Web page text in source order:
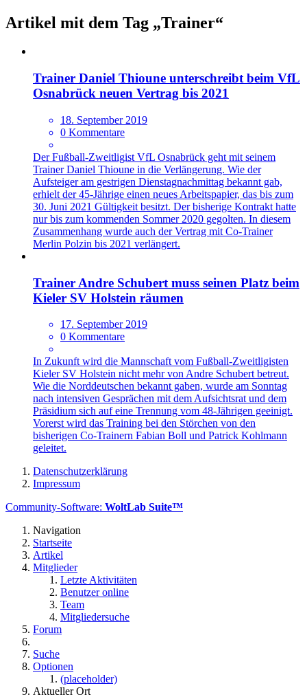
Artikel mit dem Tag „Trainer“
Trainer Daniel Thioune unterschreibt beim VfL
Osnabrück neuen Vertrag bis 2021
18. September 2019
0 Kommentare
Der Fußball-Zweitligist VfL Osnabrück geht mit seinem
Trainer Daniel Thioune in die Verlängerung. Wie der
Aufsteiger am gestrigen Dienstagnachmittag bekannt gab,
erhielt der 45-Jährige einen neues Arbeitspapier, das bis zum
30. Juni 2021 Gültigkeit besitzt. Der bisherige Kontrakt hatte
nur bis zum kommenden Sommer 2020 gegolten. In diesem
Zusammenhang wurde auch der Vertrag mit Co-Trainer
Merlin Polzin bis 2021 verlängert.
Trainer Andre Schubert muss seinen Platz beim
Kieler SV Holstein räumen
17. September 2019
0 Kommentare
In Zukunft wird die Mannschaft vom Fußball-Zweitligisten
Kieler SV Holstein nicht mehr von Andre Schubert betreut.
Wie die Norddeutschen bekannt gaben, wurde am Sonntag
nach intensiven Gesprächen mit dem Aufsichtsrat und dem
Präsidium sich auf eine Trennung vom 48-Jährigen geeinigt.
Vorerst wird das Training bei den Störchen von den
bisherigen Co-Trainern Fabian Boll und Patrick Kohlmann
geleitet.
Datenschutzerklärung
Impressum
Community-Software: WoltLab Suite™
Navigation
Startseite
Artikel
Mitglieder
Letzte Aktivitäten
Benutzer online
Team
Mitgliedersuche
Forum
Suche
Optionen
(placeholder)
Aktueller Ort